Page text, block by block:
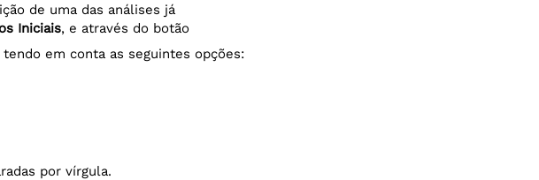
de uma das análises já
Iniciais, e através do botão
em conta as seguintes opções:
por vírgula.